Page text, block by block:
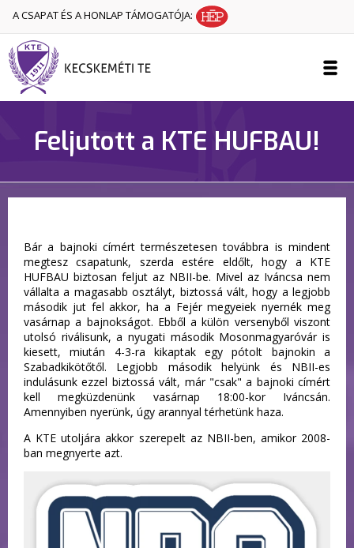
A CSAPAT ÉS A HONLAP TÁMOGATÓJA:
Feljutott a KTE HUFBAU!
Bár a bajnoki címért természetesen továbbra is mindent
megtesz csapatunk, szerda estére eldőlt, hogy a KTE
HUFBAU biztosan feljut az NBII-be. Mivel az Iváncsa nem
vállalta a magasabb osztályt, biztossá vált, hogy a legjobb
második jut fel akkor, ha a Fejér megyeiek nyernék meg
vasárnap a bajnokságot. Ebből a külön versenyből viszont
utolsó riválisunk, a nyugati második Mosonmagyaróvár is
kiesett, miután 4-3-ra kikaptak egy pótolt bajnokin a
Szabadkikötőtől. Legjobb második helyünk és NBII-es
indulásunk ezzel biztossá vált, már "csak" a bajnoki címért
kell megküzdenünk vasárnap 18:00-kor Iváncsán.
Amennyiben nyerünk, úgy arannyal térhetünk haza.
A KTE utoljára akkor szerepelt az NBII-ben, amikor 2008-
ban megnyerte azt.